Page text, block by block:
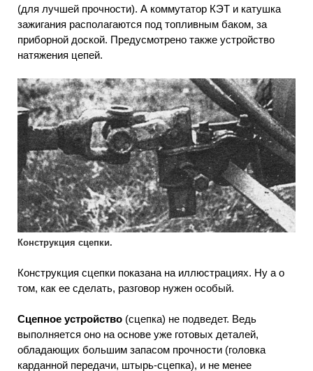
(для лучшей прочности). А коммутатор КЭТ и катушка
зажигания располагаются под топливным баком, за
приборной доской. Предусмотрено также устройство
натяжения цепей.
Конструкция сцепки.
Конструкция сцепки показана на иллюстрациях. Ну а о
том, как ее сделать, разговор нужен особый.
Сцепное устройство (сцепка) не подведет. Ведь
выполняется оно на основе уже готовых деталей,
обладающих большим запасом прочности (головка
карданной передачи, штырь-сцепка), и не менее